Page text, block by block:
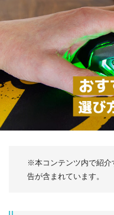
※本コンテンツ内で紹介
告が含まれています。